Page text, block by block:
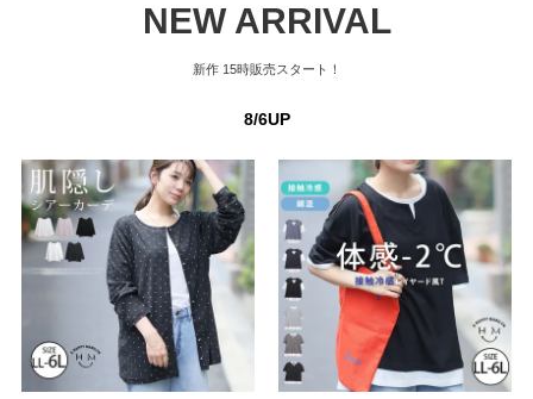
NEW ARRIVAL
新作 15時販売スタート！
8/6UP